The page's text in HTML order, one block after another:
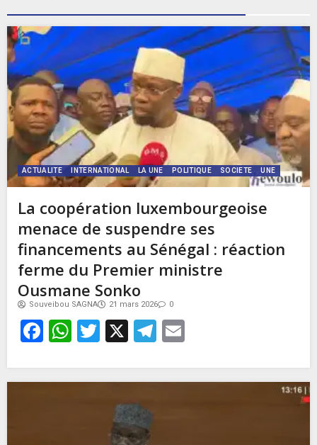
ACTUALITE INTERNATIONAL LA UNE POLITIQUE SOCIETE UNE
La coopération luxembourgeoise
menace de suspendre ses
financements au Sénégal : réaction
ferme du Premier ministre
Ousmane Sonko
Souveibou SAGNA 21 mars 2026 0
Facebook
WhatsApp
Twitter
X Telegram